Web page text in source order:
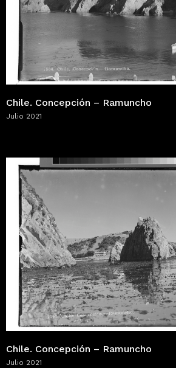
Chile. Concepción – Ramuncho
Julio 2021
Chile. Concepción – Ramuncho
Julio 2021